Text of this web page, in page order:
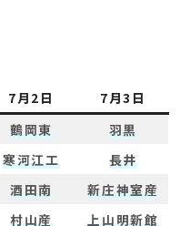
7月2日
7月3日
鶴岡東
羽黒
寒河江工
長井
酒田南
新庄神室産
村山産
上山明新館